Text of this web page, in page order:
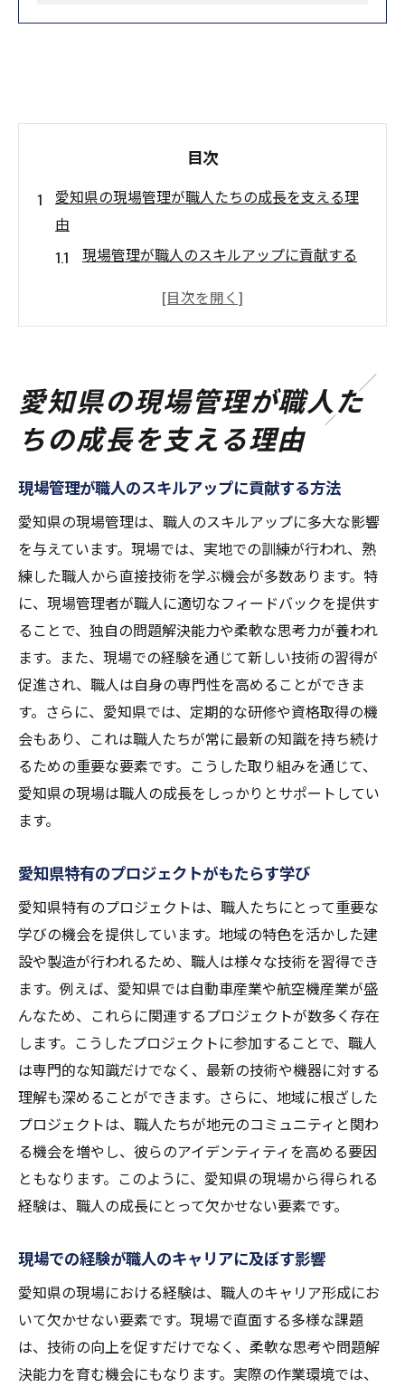
目次
愛知県の現場管理が職人たちの成長を支える理
由
現場管理が職人のスキルアップに貢献する
愛知県特有のプロジェクトがもたらす学び
職人の成長を促進する現場管理の役割
現場管理が提供する継続的な教育と研修
現場で磨かれる職人の技術と愛知県の未来
現場での実践から得られる技術力
愛知県の未来を形作る職人たちの役割
現場での技術革新が地域社会に与える影響
愛知県のプロジェクトがもたらす新たな技
術
地域特有の課題への対応力の育成
未来を見据えた技術教育の重要性
愛知県での現場管理が地域社会に与える影響と
は
地域社会のニーズに応える現場管理の力
現場管理が創出する地域の経済効果
地域貢献としての現場管理の役割
愛知県の持続可能な発展を支える現場管理
職人たちの夢を支える愛知県の現場管理の現状
現場管理が職人の夢実現に与える影響
愛知県の現場で築かれる職人のキャリアパ
ス
職人たちの未来を開く現場管理の重要性
現場管理の現状と職人たちの期待
愛知県における職人支援制度の実情
夢を追い続ける職人たちを支える現場環境
現場管理が生む職人の自己成長と地域貢献の力
現場での挑戦が促す職人の自己成長
職人の成長が地域に還元される仕組み
現場管理が育む職人のリーダーシップ
地域社会に貢献する職人たちの技術力
現場管理が職人の社会的価値を高める理由
愛知県の現場管理が職人た
ちの成長を支える理由
現場管理が職人のスキルアップに貢献する方法
愛知県の現場管理は、職人のスキルアップに多大な影響
を与えています。現場では、実地での訓練が行われ、熟
練した職人から直接技術を学ぶ機会が多数あります。特
に、現場管理者が職人に適切なフィードバックを提供す
ることで、独自の問題解決能力や柔軟な思考力が養われ
ます。また、現場での経験を通じて新しい技術の習得が
促進され、職人は自身の専門性を高めることができま
す。さらに、愛知県では、定期的な研修や資格取得の機
会もあり、これは職人たちが常に最新の知識を持ち続け
るための重要な要素です。こうした取り組みを通じて、
愛知県の現場は職人の成長をしっかりとサポートしてい
ます。
愛知県特有のプロジェクトがもたらす学び
愛知県特有のプロジェクトは、職人たちにとって重要な
学びの機会を提供しています。地域の特色を活かした建
設や製造が行われるため、職人は様々な技術を習得でき
ます。例えば、愛知県では自動車産業や航空機産業が盛
んなため、これらに関連するプロジェクトが数多く存在
します。こうしたプロジェクトに参加することで、職人
は専門的な知識だけでなく、最新の技術や機器に対する
理解も深めることができます。さらに、地域に根ざした
プロジェクトは、職人たちが地元のコミュニティと関わ
る機会を増やし、彼らのアイデンティティを高める要因
ともなります。このように、愛知県の現場から得られる
経験は、職人の成長にとって欠かせない要素です。
現場での経験が職人のキャリアに及ぼす影響
愛知県の現場における経験は、職人のキャリア形成にお
いて欠かせない要素です。現場で直面する多様な課題
は、技術の向上を促すだけでなく、柔軟な思考や問題解
決能力を育む機会にもなります。実際の作業環境では、